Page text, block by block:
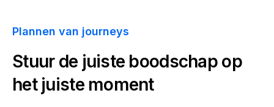
Plannen van journeys
Stuur de juiste boodschap op
het juiste moment